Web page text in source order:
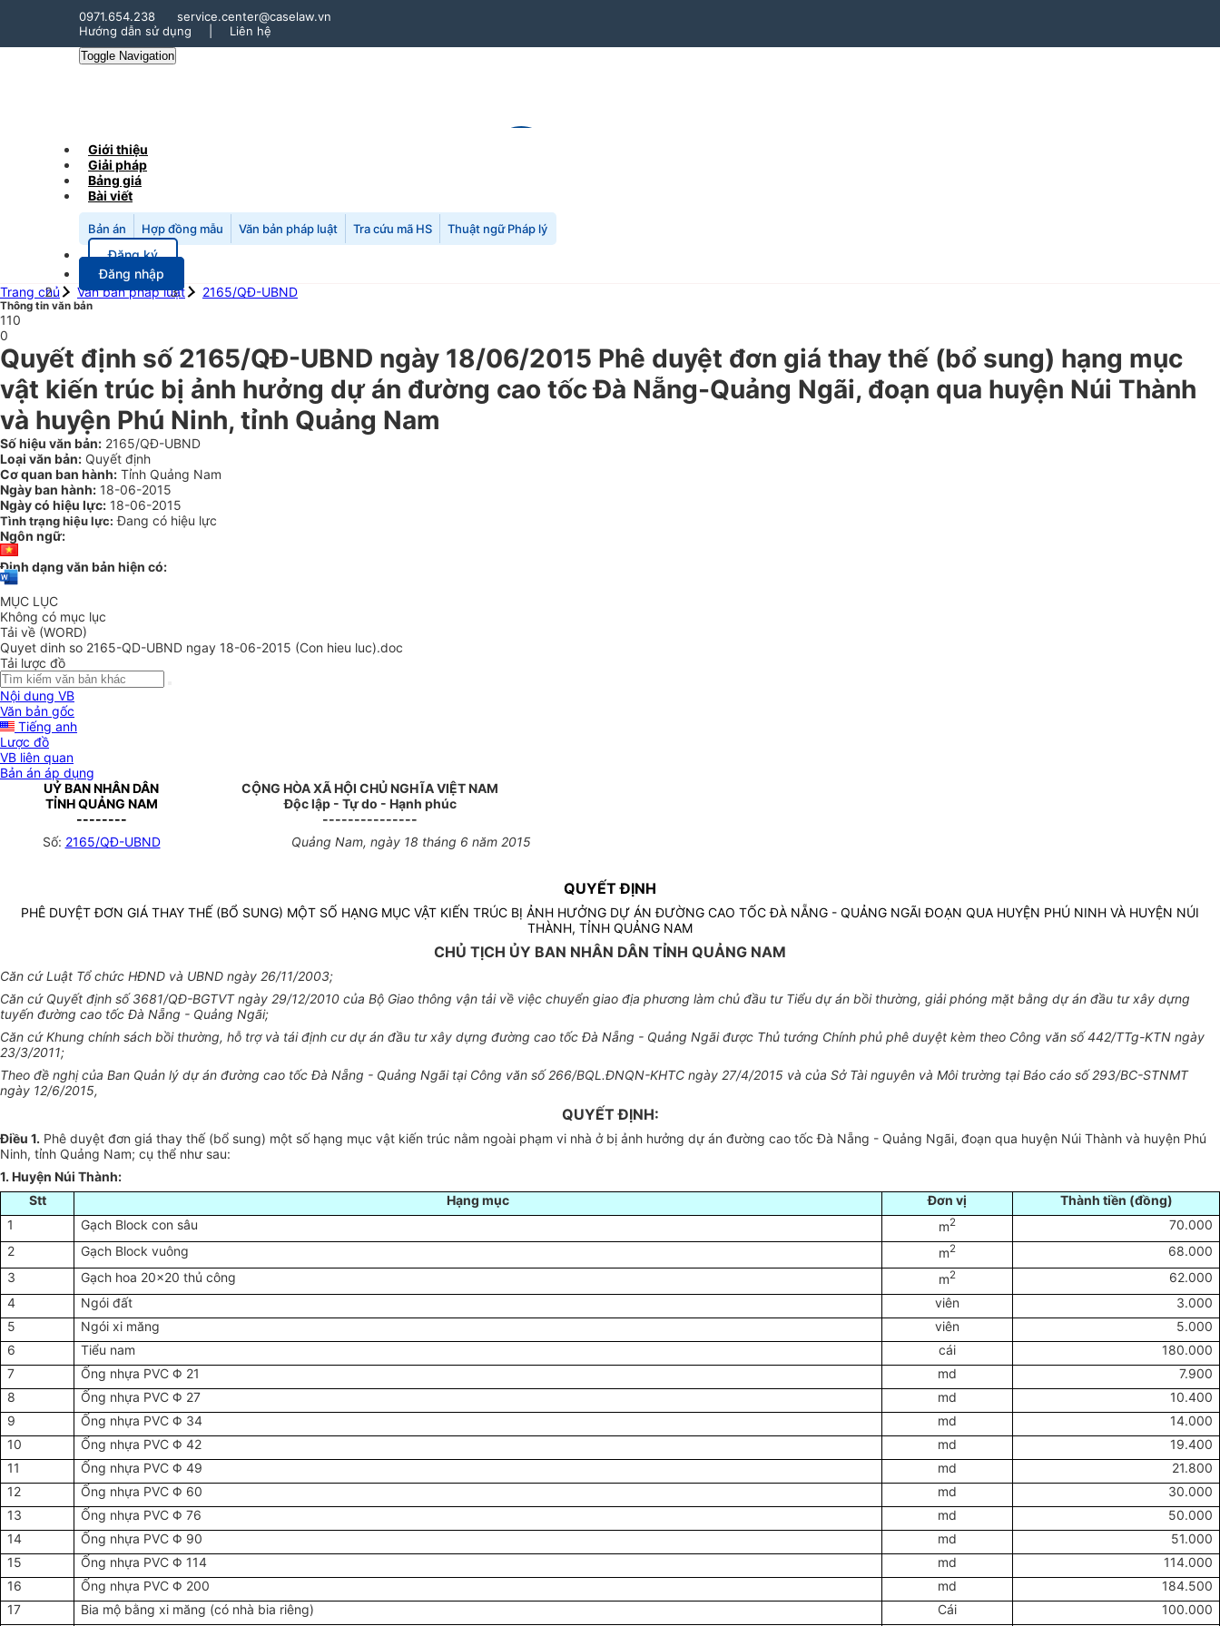
0971.654.238
service.center@caselaw.vn
Hướng dẫn sử dụng
Liên hệ
Toggle Navigation
Giới thiệu
Giải pháp
Bảng giá
Bài viết
Bản án Hợp đồng mẫu Văn bản pháp luật Tra cứu mã HS Thuật ngữ Pháp lý
Đăng ký
Đăng nhập
Trang chủ
Văn bản pháp luật 2165/QĐ-UBND
Thông tin văn bản
110
0
Quyết định số 2165/QĐ-UBND ngày 18/06/2015 Phê duyệt đơn giá thay thế (bổ sung) hạng mục
vật kiến trúc bị ảnh hưởng dự án đường cao tốc Đà Nẵng-Quảng Ngãi, đoạn qua huyện Núi Thành
và huyện Phú Ninh, tỉnh Quảng Nam
Số hiệu văn bản: 2165/QĐ-UBND
Loại văn bản: Quyết định
Cơ quan ban hành: Tỉnh Quảng Nam
Ngày ban hành: 18-06-2015
Ngày có hiệu lực: 18-06-2015
Tình trạng hiệu lực: Đang có hiệu lực
Ngôn ngữ:
Định dạng văn bản hiện có:
MỤC LỤC
Không có mục lục
Tải về (WORD)
Quyet dinh so 2165-QD-UBND ngay 18-06-2015 (Con hieu luc).doc
Tải lược đồ
Nội dung VB
Văn bản gốc
Tiếng anh
Lược đồ
VB liên quan
Bản án áp dụng
UỶ BAN NHÂN DÂN
TỈNH QUẢNG NAM
--------
CỘNG HÒA XÃ HỘI CHỦ NGHĨA VIỆT NAM
Độc lập - Tự do - Hạnh phúc
---------------
Số: 2165/QĐ-UBND Quảng Nam, ngày 18 tháng 6 năm 2015
QUYẾT ĐỊNH
PHÊ DUYỆT ĐƠN GIÁ THAY THẾ (BỔ SUNG) MỘT SỐ HẠNG MỤC VẬT KIẾN TRÚC BỊ ẢNH HƯỞNG DỰ ÁN ĐƯỜNG CAO TỐC ĐÀ NẴNG - QUẢNG NGÃI ĐOẠN QUA HUYỆN PHÚ NINH VÀ HUYỆN NÚI
THÀNH, TỈNH QUẢNG NAM
CHỦ TỊCH ỦY BAN NHÂN DÂN TỈNH QUẢNG NAM
Căn cứ Luật Tổ chức HĐND và UBND ngày 26/11/2003;
Căn cứ Quyết định số 3681/QĐ-BGTVT ngày 29/12/2010 của Bộ Giao thông vận tải về việc chuyển giao địa phương làm chủ đầu tư Tiểu dự án bồi thường, giải phóng mặt bằng dự án đầu tư xây dựng
tuyến đường cao tốc Đà Nẵng - Quảng Ngãi;
Căn cứ Khung chính sách bồi thường, hỗ trợ và tái định cư dự án đầu tư xây dựng đường cao tốc Đà Nẵng - Quảng Ngãi được Thủ tướng Chính phủ phê duyệt kèm theo Công văn số 442/TTg-KTN ngày
23/3/2011;
Theo đề nghị của Ban Quản lý dự án đường cao tốc Đà Nẵng - Quảng Ngãi tại Công văn số 266/BQL.ĐNQN-KHTC ngày 27/4/2015 và của Sở Tài nguyên và Môi trường tại Báo cáo số 293/BC-STNMT
ngày 12/6/2015,
QUYẾT ĐỊNH:
Điều 1. Phê duyệt đơn giá thay thế (bổ sung) một số hạng mục vật kiến trúc nằm ngoài phạm vi nhà ở bị ảnh hưởng dự án đường cao tốc Đà Nẵng - Quảng Ngãi, đoạn qua huyện Núi Thành và huyện Phú
Ninh, tỉnh Quảng Nam; cụ thể như sau:
1. Huyện Núi Thành:
Stt
Hạng mục Đơn vị
Thành tiền (đồng)
1
Gạch Block con sâu m2
70.000
2
Gạch Block vuông m2
68.000
3
Gạch hoa 20x20 thủ công m2
62.000
4
Ngói đất viên
3.000
5
Ngói xi măng viên
5.000
6
Tiểu nam cái
180.000
7
Ống nhựa PVC Φ 21 md
7.900
8
Ống nhựa PVC Φ 27 md
10.400
9
Ống nhựa PVC Φ 34 md
14.000
10
Ống nhựa PVC Φ 42 md
19.400
11
Ống nhựa PVC Φ 49 md
21.800
12
Ống nhựa PVC Φ 60 md
30.000
13
Ống nhựa PVC Φ 76 md
50.000
14
Ống nhựa PVC Φ 90 md
51.000
15
Ống nhựa PVC Φ 114 md
114.000
16
Ống nhựa PVC Φ 200 md
184.500
17
Bia mộ bằng xi măng (có nhà bia riêng) Cái
100.000